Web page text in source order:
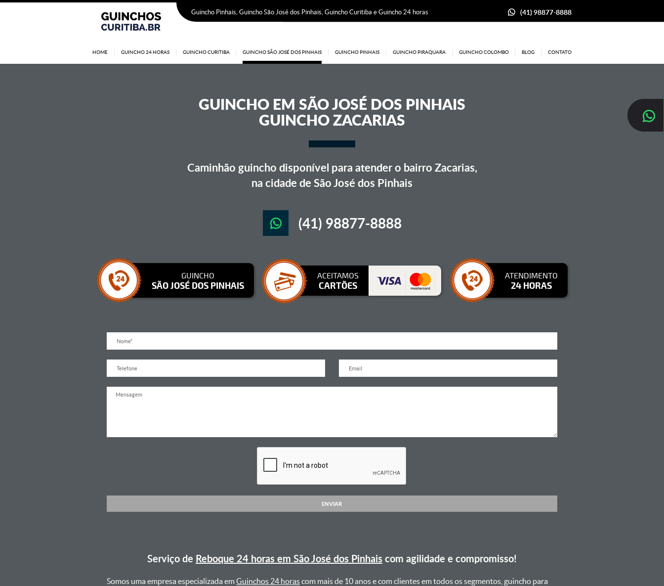
Guincho Pinhais, Guincho São José dos Pinhais, Guincho Curitiba e Guincho 24 horas (41) 98877-8888
HOME GUINCHO 24 HORAS GUINCHO CURITIBA GUINCHO SÃO JOSÉ DOS PINHAIS GUINCHO PINHAIS GUINCHO PIRAQUARA GUINCHO COLOMBO BLOG CONTATO
GUINCHO EM SÃO JOSÉ DOS PINHAIS
GUINCHO ZACARIAS
Caminhão guincho disponível para atender o bairro Zacarias,
na cidade de São José dos Pinhais
(41) 98877-8888
GUINCHO
SÃO JOSÉ DOS PINHAIS
ACEITAMOS
CARTÕES
ATENDIMENTO
24 HORAS
ENVIAR
Serviço de Reboque 24 horas em São José dos Pinhais com agilidade e compromisso!
Somos uma empresa especializada emGuinchos 24 horascom mais de 10 anos e com clientes em todos os segmentos, guincho para